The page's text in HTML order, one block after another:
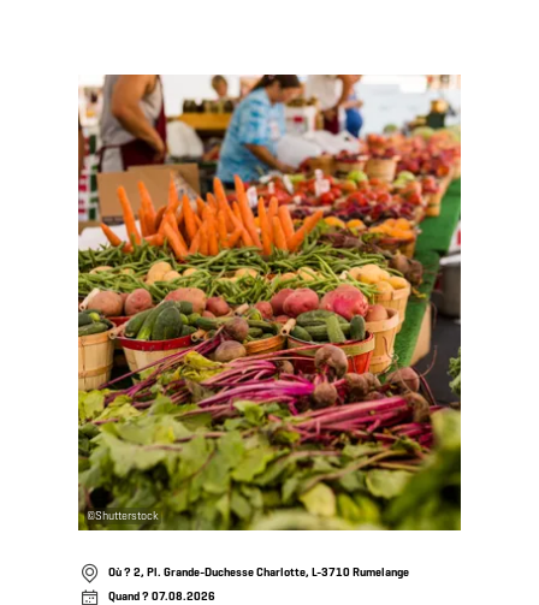
©Shutterstock
Où ? 2, Pl. Grande-Duchesse Charlotte, L-3710 Rumelange
Quand ? 07.08.2026